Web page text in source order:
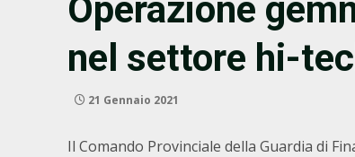
Operazione
nel settore hi-
21 Gennaio 2021
Il Comando Provinciale della Guardia di